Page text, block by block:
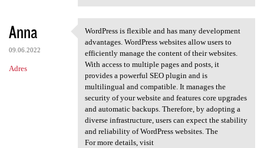
Anna
09.06.2022
Adres
WordPress is flexible and has
WordPress is flexible and has many development
advantages. WordPress websites allow users to
efficiently manage the content of their websites.
With access to multiple pages and posts, it
provides a powerful SEO plugin and is
multilingual and compatible. It manages the
security of your website and features core upgrades
and automatic backups. Therefore, by adopting a
diverse infrastructure, users can expect the stability
and reliability of WordPress websites. The
For more details, visit